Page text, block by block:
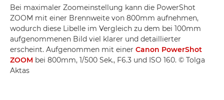
Bei maximaler Zoomeinstellung kann die PowerShot
ZOOM mit einer Brennweite von 800mm aufnehmen,
wodurch diese Libelle im Vergleich zu dem bei 100mm
aufgenommenen Bild viel klarer und detaillierter
erscheint. Aufgenommen mit einer Canon PowerShot
ZOOM bei 800mm, 1/500 Sek., F6.3 und ISO 160. © Tolga
Aktas